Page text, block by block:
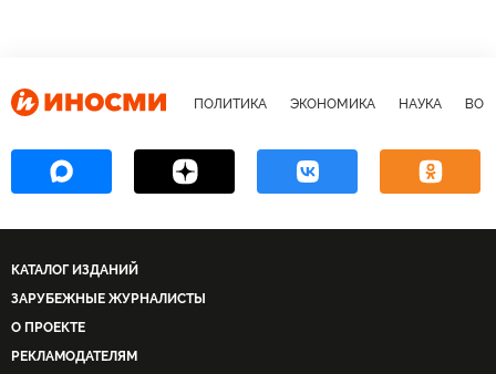
ПОЛИТИКА ЭКОНОМИКА НАУКА
КАТАЛОГ ИЗДАНИЙ
ЗАРУБЕЖНЫЕ ЖУРНАЛИСТЫ
О ПРОЕКТЕ
РЕКЛАМОДАТЕЛЯМ